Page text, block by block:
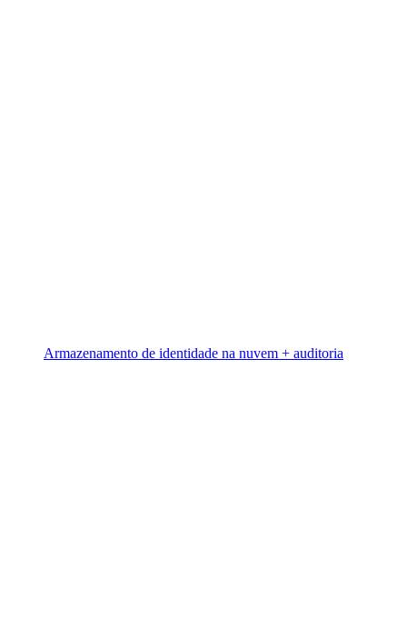
Armazenamento de identidade na nuvem + auditoria